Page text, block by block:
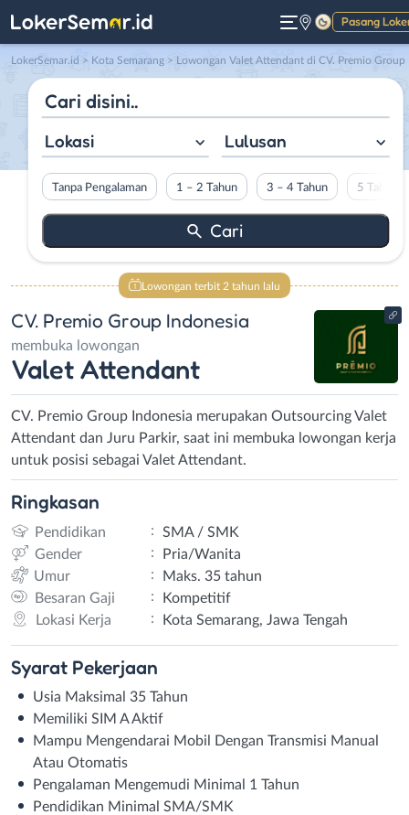
Pasang
Gelap
LokerSemar.id > Kota Semarang > Lowongan Valet Attendant di CV. Premio Group
Lokasi Lulusan
Tanpa Pengalaman 1 – 2 Tahun 3 – 4 Tahun 5 Tahun
Lowongan terbit 2 tahun lalu
CV. Premio Group Indonesia
membuka lowongan
Valet Attendant
CV. Premio Group Indonesia merupakan Outsourcing Valet
Attendant dan Juru Parkir, saat ini membuka lowongan kerja
untuk posisi sebagai Valet Attendant.
Ringkasan
Pendidikan :
SMA / SMK
Gender
:
Pria/Wanita
Umur
:
Maks. 35 tahun
Besaran Gaji
:
Kompetitif
Lokasi Kerja
: Kota Semarang, Jawa Tengah
Syarat Pekerjaan
Usia Maksimal 35 Tahun
Memiliki SIM A Aktif
Mampu Mengendarai Mobil Dengan Transmisi Manual
Atau Otomatis
Pengalaman Mengemudi Minimal 1 Tahun
Pendidikan Minimal SMA/SMK